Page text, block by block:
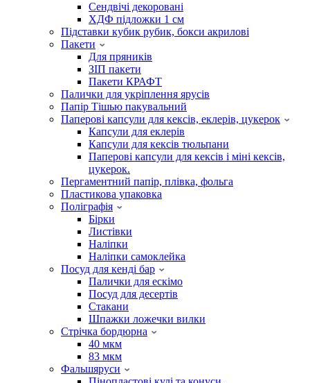
Сендвічі декоровані
ХДФ підложки 1 см
Підставки кубик рубик, бокси акрилові
Пакети
Для пряників
ЗІП пакети
Пакети КРАФТ
Палички для укріплення ярусів
Папір Тішью пакувальний
Паперові капсули для кексів, еклерів, цукерок
Капсули для еклерів
Капсули для кексів тюльпани
Паперові капсули для кексів і міні кексів,
цукерок.
Пергаментний папір, плівка, фольга
Пластикова упаковка
Поліграфія
Бірки
Листівки
Наліпки
Наліпки самоклейка
Посуд для кенді бар
Палички для ескімо
Посуд для десертів
Стакани
Шпажки ложечки вилки
Стрічка бордюрна
40 мкм
83 мкм
Фальшяруси